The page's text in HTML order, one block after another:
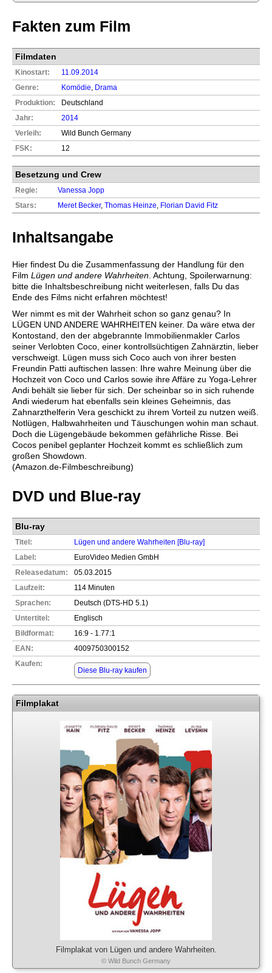
Fakten zum Film
Filmdaten
Kinostart:
11.09.2014
Genre:
Komödie, Drama
Produktion:
Deutschland
Jahr:
2014
Verleih:
Wild Bunch Germany
FSK:
12
Besetzung und Crew
Regie:
Vanessa Jopp
Stars:
Meret Becker, Thomas Heinze, Florian David Fitz
Inhaltsangabe
Hier findest Du die Zusammenfassung der Handlung für den
Film Lügen und andere Wahrheiten . Achtung, Spoilerwarnung:
bitte die Inhaltsbeschreibung nicht weiterlesen, falls Du das
Ende des Films nicht erfahren möchtest!
Wer nimmt es mit der Wahrheit schon so ganz genau? In
LÜGEN UND ANDERE WAHRHEITEN keiner. Da wäre etwa der
Kontostand, den der abgebrannte Immobilienmakler Carlos
seiner Verlobten Coco, einer kontrollsüchtigen Zahnärztin, lieber
verschweigt. Lügen muss sich Coco auch von ihrer besten
Freundin Patti auftischen lassen: Ihre wahre Meinung über die
Hochzeit von Coco und Carlos sowie ihre Affäre zu Yoga-Lehrer
Andi behält sie lieber für sich. Der scheinbar so in sich ruhende
Andi wiederum hat ebenfalls sein kleines Geheimnis, das
Zahnarzthelferin Vera geschickt zu ihrem Vorteil zu nutzen weiß.
Notlügen, Halbwahrheiten und Täuschungen wohin man schaut.
Doch die Lügengebäude bekommen gefährliche Risse. Bei
Cocos penibel geplanter Hochzeit kommt es schließlich zum
großen Showdown.
(Amazon.de-Filmbeschreibung)
DVD und Blue-ray
Blu-ray
Titel:
Lügen und andere Wahrheiten [Blu-ray]
Label:
EuroVideo Medien GmbH
Releasedatum:
05.03.2015
Laufzeit:
114 Minuten
Sprachen:
Deutsch (DTS-HD 5.1)
Untertitel:
Englisch
Bildformat:
16:9 - 1.77:1
EAN:
4009750300152
Kaufen:
Diese Blu-ray kaufen
Filmplakat
Filmplakat von Lügen und andere Wahrheiten.
© Wild Bunch Germany